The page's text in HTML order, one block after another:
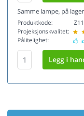
Samme lampe, på
Produktkode:
Projeksjonskvalitet:
Pålitelighet: